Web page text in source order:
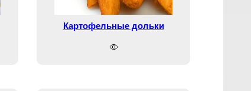
Картофельные дольки